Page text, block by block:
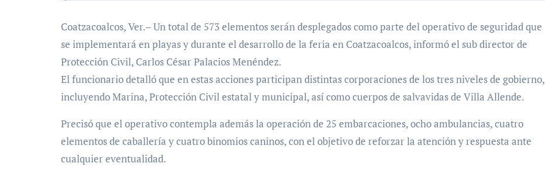
Coatzacoalcos, Ver.– Un total de 573 elementos serán desplegados como parte del operativo de seguridad que
se implementará en playas y durante el desarrollo de la feria en Coatzacoalcos, informó el sub director de
Protección Civil, Carlos César Palacios Menéndez.
El funcionario detalló que en estas acciones participan distintas corporaciones de los tres niveles de gobierno,
incluyendo Marina, Protección Civil estatal y municipal, así como cuerpos de salvavidas de Villa Allende.
Precisó que el operativo contempla además la operación de 25 embarcaciones, ocho ambulancias, cuatro
elementos de caballería y cuatro binomios caninos, con el objetivo de reforzar la atención y respuesta ante
cualquier eventualidad.